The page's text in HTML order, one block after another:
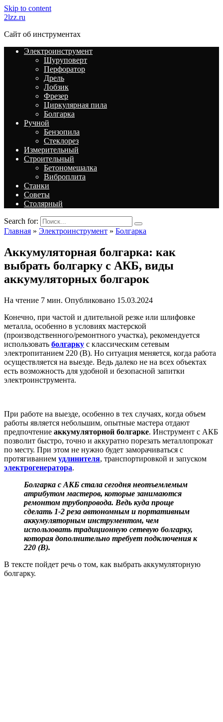
Skip to content
2lzz.ru
Сайт об инструментах
Электроинструмент
Шуруповерт
Перфоратор
Дрель
Лобзик
Фрезер
Циркулярная пила
Болгарка
Ручной
Бензопила
Стеклорез
Измерительный
Строительный
Бетономешалка
Виброплита
Станки
Советы
Столярный
Search for:
Главная » Электроинструмент » Болгарка
Аккумуляторная болгарка: как
выбрать болгарку с АКБ, виды
аккумуляторных болгарок
На чтение 7 мин. Опубликовано 15.03.2024
Конечно, при частой и длительной резке или шлифовке
металла, особенно в условиях мастерской
(производственного/ремонтного участка), рекомендуется
использовать болгарку с классическим сетевым
электропитанием 220 (В). Но ситуация меняется, когда работа
осуществляется на выезде. Ведь далеко не на всех объектах
есть возможность для удобной и безопасной запитки
электроинструмента.
При работе на выезде, особенно в тех случаях, когда объем
работы является небольшим, опытные мастера отдают
предпочтение аккумуляторной болгарке. Инструмент с АКБ
позволит быстро, точно и аккуратно порезать металлопрокат
по месту. При этом не нужно будет заморачиваться с
протягиванием удлинителя, транспортировкой и запуском
электрогенератора.
Болгарка с АКБ стала сегодня неотъемлемым
атрибутом мастеров, которые занимаются
ремонтом трубопровода. Ведь куда проще
сделать 1-2 реза автономным и портативным
аккумуляторным инструментом, чем
использовать традиционную сетевую болгарку,
которая дополнительно требует подключения к
220 (В).
В тексте пойдет речь о том, как выбрать аккумуляторную
болгарку.